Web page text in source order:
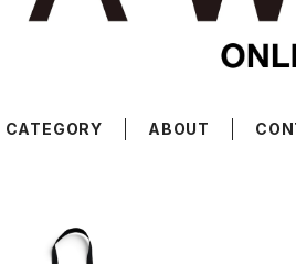
CATEGORY ABOUT